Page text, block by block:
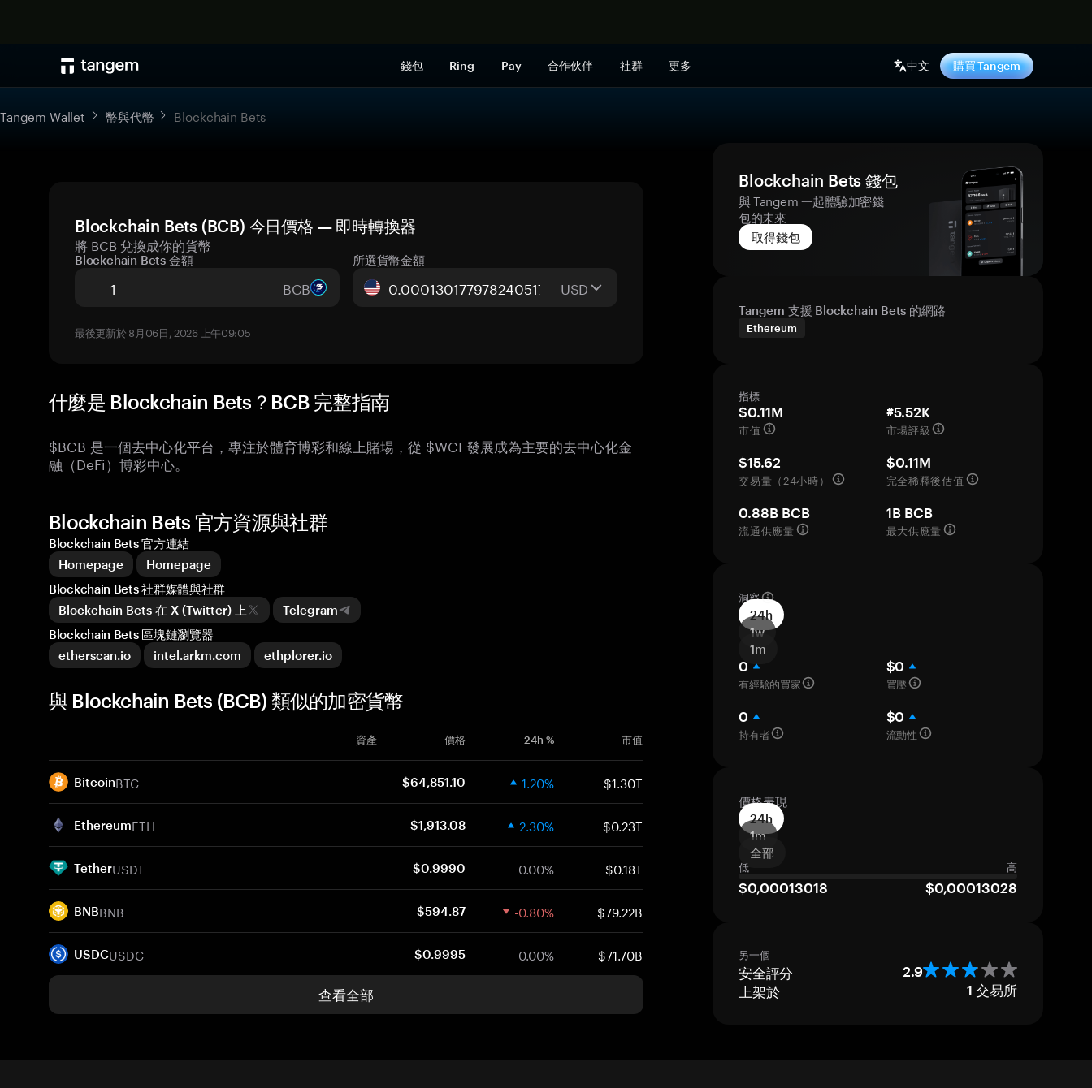
錢包 Ring Pay 合作伙伴 社群 更多 中文 購買 Tangem
Tangem Wallet 幣與代幣 Blockchain Bets
Blockchain Bets (BCB) 今日價格 — 即時轉換器
將 BCB 兌換成你的貨幣
Blockchain Bets 金額
BCB
所選貨幣金額
USD
最後更新於 8月06日, 2026 上午09:05
什麼是 Blockchain Bets？BCB 完整指南
$BCB 是一個去中心化平台，專注於體育博彩和線上賭場，從 $WCI 發展成為主要的去中心化金
融（DeFi）博彩中心。
Blockchain Bets 錢包
與 Tangem 一起體驗加密錢
包的未來
取得錢包
Tangem 支援 Blockchain Bets 的網路
Ethereum
指標
$0.11M
市值
#5.52K
市場評級
$15.62
交易量（24小時）
$0.11M
完全稀釋後估值
0.88B BCB
流通供應量
1B BCB
最大供應量
洞察
24h
1w
1m
0
有經驗的買家
$0
買壓
0
持有者
$0
流動性
價格表現
24h
1m
全部
低 高
$0,00013018 $0,00013028
另一個
安全評分 2.9
上架於 1 交易所
Blockchain Bets 官方資源與社群
Blockchain Bets 官方連結
Homepage
Homepage
Blockchain Bets 社群媒體與社群
Blockchain Bets 在 X (Twitter) 上
Telegram
Blockchain Bets 區塊鏈瀏覽器
etherscan.io
intel.arkm.com ethplorer.io
與 Blockchain Bets (BCB) 類似的加密貨幣
資產 價格 24h % 市值
BitcoinBTC $64,851.10 1.20% $1.30T
EthereumETH $1,913.08 2.30% $0.23T
TetherUSDT $0.9990 0.00% $0.18T
BNBBNB $594.87 -0.80% $79.22B
USDCUSDC $0.9995 0.00% $71.70B
查看全部